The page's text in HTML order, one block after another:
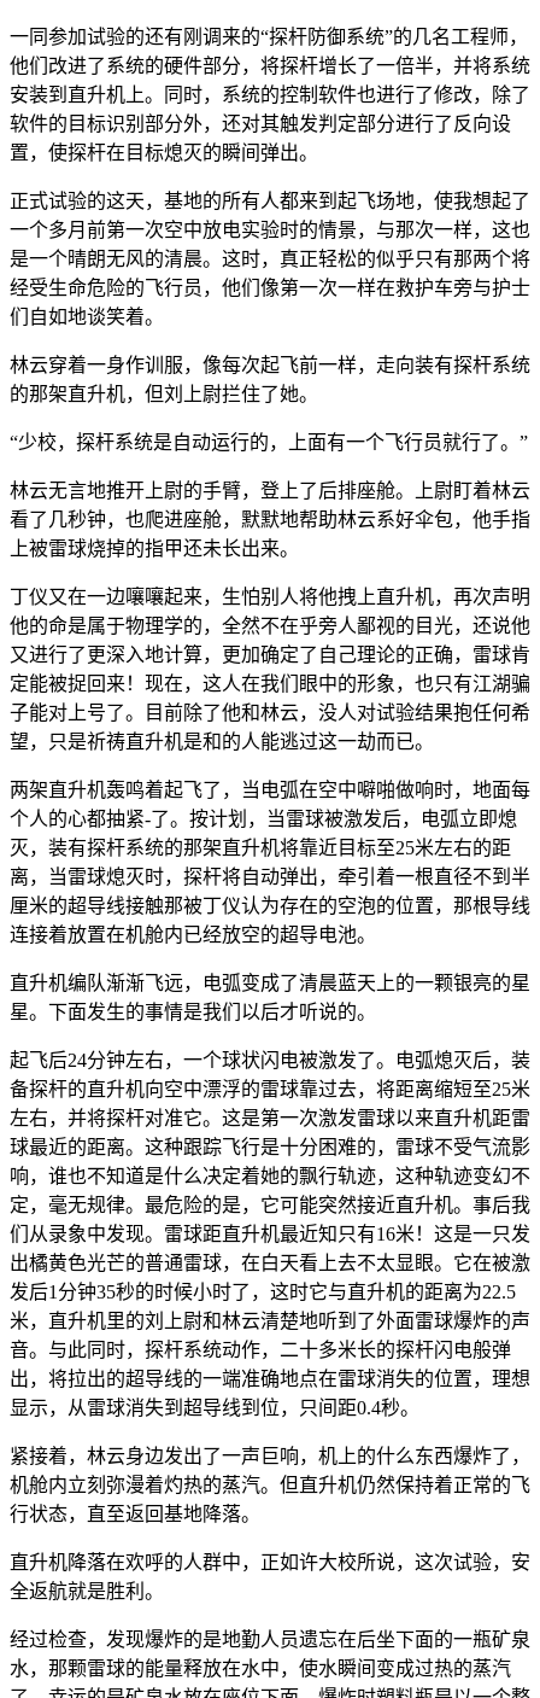
一同参加试验的还有刚调来的“探杆防御系统”的几名工程师，
他们改进了系统的硬件部分，将探杆增长了一倍半，并将系统
安装到直升机上。同时，系统的控制软件也进行了修改，除了
软件的目标识别部分外，还对其触发判定部分进行了反向设
置，使探杆在目标熄灭的瞬间弹出。
正式试验的这天，基地的所有人都来到起飞场地，使我想起了
一个多月前第一次空中放电实验时的情景，与那次一样，这也
是一个晴朗无风的清晨。这时，真正轻松的似乎只有那两个将
经受生命危险的飞行员，他们像第一次一样在救护车旁与护士
们自如地谈笑着。
林云穿着一身作训服，像每次起飞前一样，走向装有探杆系统
的那架直升机，但刘上尉拦住了她。
“少校，探杆系统是自动运行的，上面有一个飞行员就行了。”
林云无言地推开上尉的手臂，登上了后排座舱。上尉盯着林云
看了几秒钟，也爬进座舱，默默地帮助林云系好伞包，他手指
上被雷球烧掉的指甲还未长出来。
丁仪又在一边嚷嚷起来，生怕别人将他拽上直升机，再次声明
他的命是属于物理学的，全然不在乎旁人鄙视的目光，还说他
又进行了更深入地计算，更加确定了自己理论的正确，雷球肯
定能被捉回来！现在，这人在我们眼中的形象，也只有江湖骗
子能对上号了。目前除了他和林云，没人对试验结果抱任何希
望，只是祈祷直升机是和的人能逃过这一劫而已。
两架直升机轰鸣着起飞了，当电弧在空中噼啪做响时，地面每
个人的心都抽紧-了。按计划，当雷球被激发后，电弧立即熄
灭，装有探杆系统的那架直升机将靠近目标至25米左右的距
离，当雷球熄灭时，探杆将自动弹出，牵引着一根直径不到半
厘米的超导线接触那被丁仪认为存在的空泡的位置，那根导线
连接着放置在机舱内已经放空的超导电池。
直升机编队渐渐飞远，电弧变成了清晨蓝天上的一颗银亮的星
星。下面发生的事情是我们以后才听说的。
起飞后24分钟左右，一个球状闪电被激发了。电弧熄灭后，装
备探杆的直升机向空中漂浮的雷球靠过去，将距离缩短至25米
左右，并将探杆对准它。这是第一次激发雷球以来直升机距雷
球最近的距离。这种跟踪飞行是十分困难的，雷球不受气流影
响，谁也不知道是什么决定着她的飘行轨迹，这种轨迹变幻不
定，毫无规律。最危险的是，它可能突然接近直升机。事后我
们从录象中发现。雷球距直升机最近知只有16米！这是一只发
出橘黄色光芒的普通雷球，在白天看上去不太显眼。它在被激
发后1分钟35秒的时候小时了，这时它与直升机的距离为22.5
米，直升机里的刘上尉和林云清楚地听到了外面雷球爆炸的声
音。与此同时，探杆系统动作，二十多米长的探杆闪电般弹
出，将拉出的超导线的一端准确地点在雷球消失的位置，理想
显示，从雷球消失到超导线到位，只间距0.4秒。
紧接着，林云身边发出了一声巨响，机上的什么东西爆炸了，
机舱内立刻弥漫着灼热的蒸汽。但直升机仍然保持着正常的飞
行状态，直至返回基地降落。
直升机降落在欢呼的人群中，正如许大校所说，这次试验，安
全返航就是胜利。
经过检查，发现爆炸的是地勤人员遗忘在后坐下面的一瓶矿泉
水，那颗雷球的能量释放在水中，使水瞬间变成过热的蒸汽